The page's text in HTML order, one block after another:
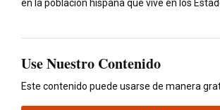
en la población hispana que vive en los
Use Nuestro Contenido
Este contenido puede usarse de manera